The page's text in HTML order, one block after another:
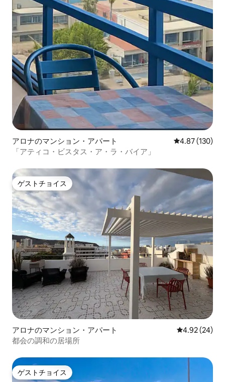
アロナのマンション・アパート レビュー130
4.87 (130)
「アティコ・ビスタス・ア・ラ・バイア」
ゲストチョイス
ゲストチョイス
アロナのマンション・アパート レビュー24
4.92 (24)
都会の調和の居場所
ゲストチョイス
ゲストチョイス